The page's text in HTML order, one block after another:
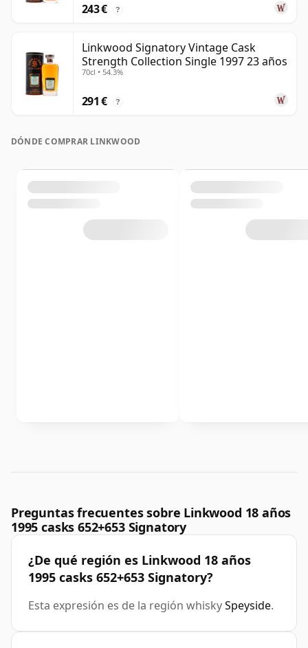
243 € ?
Linkwood Signatory Vintage Cask
Strength Collection Single 1997 23 años
70cl • 54.3%
291 € ?
DÓNDE COMPRAR LINKWOOD
Preguntas frecuentes sobre Linkwood 18 años
1995 casks 652+653 Signatory
¿De qué región es Linkwood 18 años
1995 casks 652+653 Signatory?
Esta expresión es de la región whiskySpeyside.